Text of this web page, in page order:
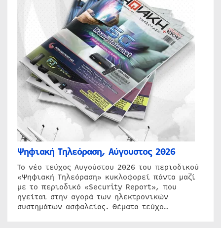
Ψηφιακή Τηλεόραση, Αύγουστος 2026
Το νέο τεύχος Αυγούστου 2026 του περιοδικού
«Ψηφιακή Τηλεόραση» κυκλοφορεί πάντα μαζί
με το περιοδικό «Security Report», που
ηγείται στην αγορά των ηλεκτρονικών
συστημάτων ασφαλείας. Θέματα τεύχο…